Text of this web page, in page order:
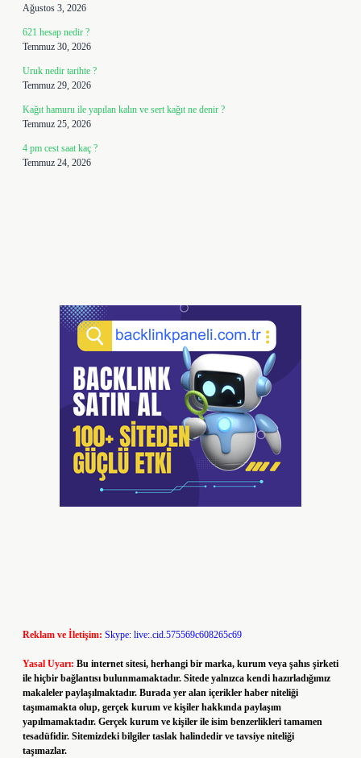
Ağustos 3, 2026
621 hesap nedir ?
Temmuz 30, 2026
Uruk nedir tarihte ?
Temmuz 29, 2026
Kağıt hamuru ile yapılan kalın ve sert kağıt ne denir ?
Temmuz 25, 2026
4 pm cest saat kaç ?
Temmuz 24, 2026
Reklam ve İletişim: Skype: live:.cid.575569c608265c69
Yasal Uyarı: Bu internet sitesi, herhangi bir marka, kurum veya şahıs şirketi
ile hiçbir bağlantısı bulunmamaktadır. Sitede yalnızca kendi hazırladığımız
makaleler paylaşılmaktadır. Burada yer alan içerikler haber niteliği
taşımamakta olup, gerçek kurum ve kişiler hakkında paylaşım
yapılmamaktadır. Gerçek kurum ve kişiler ile isim benzerlikleri tamamen
tesadüfidir. Sitemizdeki bilgiler taslak halindedir ve tavsiye niteliği
taşımazlar.